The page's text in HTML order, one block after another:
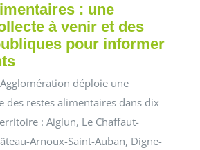
: une
à venir et des
pour informer
déploie une
des restes alimentaires dans dix
: Aiglun, Le Chaffaut-
Arnoux-Saint-Auban, Digne-